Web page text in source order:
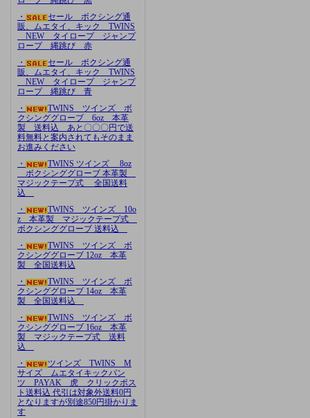
・
セール ボクシング通
販、ムエタイ、キック TWINS
NEW タイロープ ジャンプ
ロープ 縄跳び 赤
・
セール ボクシング通
販、ムエタイ、キック TWINS
NEW タイロープ ジャンプ
ロープ 縄跳び 青
・
TWINS ツインズ ボ
クシンググローブ 6oz 本革
製 送料込 あと〇〇〇円で送
料無料と案内されてもそのまま
お進みください
・
TWINS ツインズ 8oz
ボクシンググローブ 本革製
マジックテープ式 全国送料
込
・
TWINS ツインズ 10o
z 本革製 マジックテープ式
ボクシンググローブ 送料込
・
TWINS ツインズ ボ
クシンググローブ 12oz 本革
製 全国送料込
・
TWINS ツインズ ボ
クシンググローブ 14oz 本革
製 全国送料込
・
TWINS ツインズ ボ
クシンググローブ 16oz 本革
製 マジックテープ式 送料
込
・
ツインズ TWINS M
サイズ ムエタイキックパン
ツ PAYAK 虎 クリックポス
ト送料込 代引は対象外送料0円
となりますが別途850円掛かりま
す